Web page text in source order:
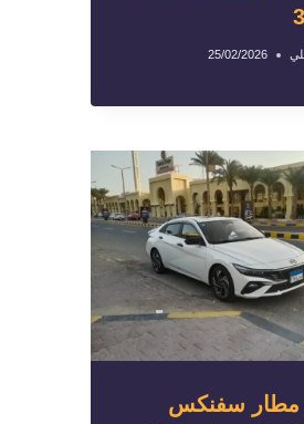
25/02/2026
مطار سفنكس